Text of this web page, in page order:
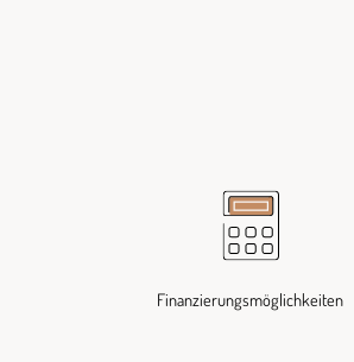
Finanzierungsmöglichkeiten